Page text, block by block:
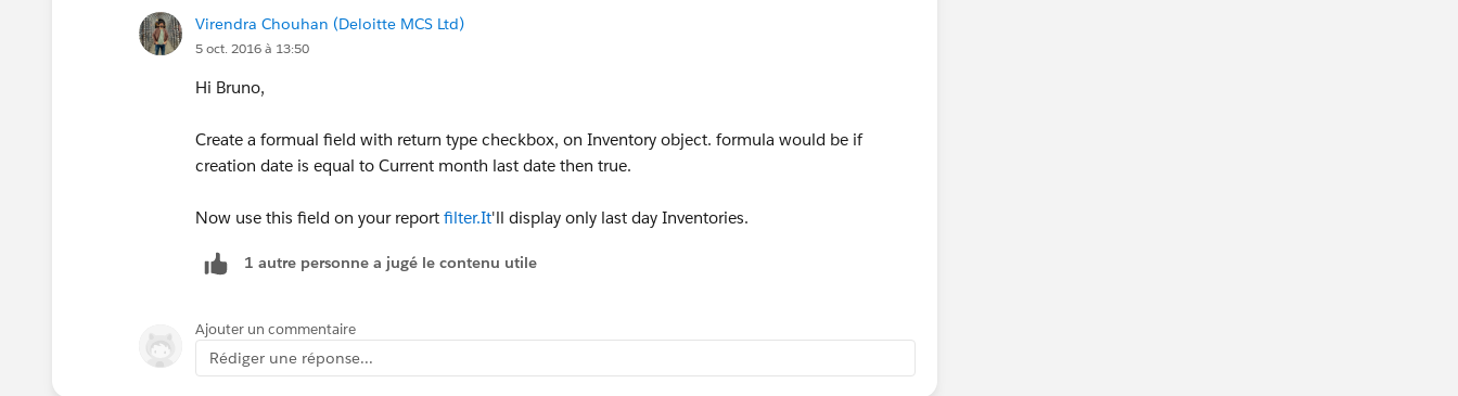
Inventory: Last Modified Date
Inventory: Last Activity Date
Inventory Product: Info
Inventory Product: Last Activity Date
Virendra Chouhan (Deloitte MCS Ltd)
5 oct. 2016 à 13:50
Hi Bruno,
Create a formual field with return type checkbox, on Inventory object. formula would be if
creation date is equal to Current month last date then true.
Now use this field on your report filter.It'll display only last day Inventories.
1 autre personne a jugé le contenu utile
Ajouter un commentaire
Rédiger une réponse...